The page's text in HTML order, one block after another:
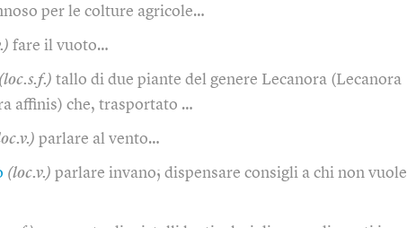
per le colture agricole…
fare il vuoto…
(loc.s.f.) tallo di due piante del genere Lecanora (Lecanora
affinis) che, trasportato …
parlare al vento…
(loc.v.) parlare invano; dispensare consigli a chi non vuole